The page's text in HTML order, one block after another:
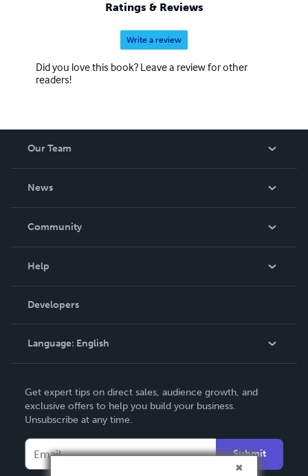
Ratings & Reviews
Write a review
Did you love this book? Leave a review for other
readers!
Our Team
News
In The News
Community
Podcast
Help
Order Lookup
Knowledge Base
Contact Support
Developers
Language: English
Deutsch
Français
Español
Get expert tips on direct sales, audience growth, and
exclusive offers to help you build your business.
Unsubscribe at any time.
Submit